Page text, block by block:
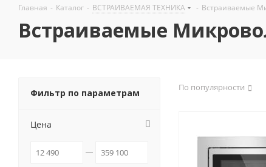
Главная - Каталог - ВСТРАИВАЕМАЯ ТЕХНИКА - Встраиваемые
Встраиваемые
По популярности
Фильтр по параметрам
Цена